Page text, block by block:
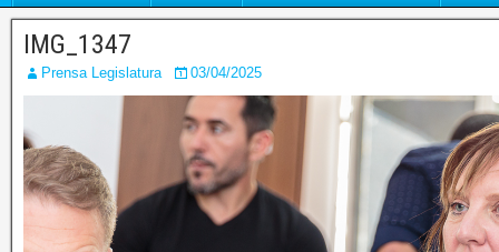
IMG_1347
Prensa Legislatura 03/04/2025